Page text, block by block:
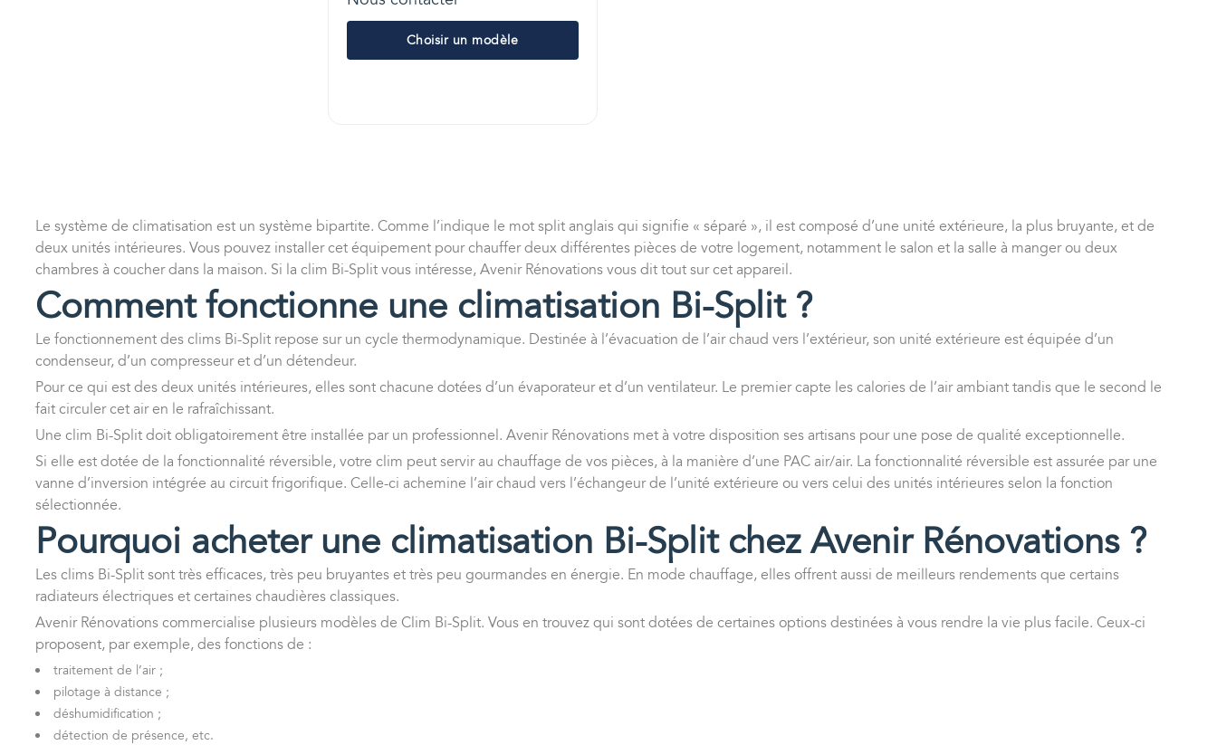
Choisir un modèle
Le système de climatisation est un système bipartite. Comme l’indique le mot split anglais qui signifie « séparé », il est composé d’une unité extérieure, la plus bruyante, et de
deux unités intérieures. Vous pouvez installer cet équipement pour chauffer deux différentes pièces de votre logement, notamment le salon et la salle à manger ou deux
chambres à coucher dans la maison. Si la clim Bi-Split vous intéresse, Avenir Rénovations vous dit tout sur cet appareil.
Comment fonctionne une climatisation Bi-Split ?
Le fonctionnement des clims Bi-Split repose sur un cycle thermodynamique. Destinée à l’évacuation de l’air chaud vers l’extérieur, son unité extérieure est équipée d’un
condenseur, d’un compresseur et d’un détendeur.
Pour ce qui est des deux unités intérieures, elles sont chacune dotées d’un évaporateur et d’un ventilateur. Le premier capte les calories de l’air ambiant tandis que le second le
fait circuler cet air en le rafraîchissant.
Une clim Bi-Split doit obligatoirement être installée par un professionnel. Avenir Rénovations met à votre disposition ses artisans pour une pose de qualité exceptionnelle.
Si elle est dotée de la fonctionnalité réversible, votre clim peut servir au chauffage de vos pièces, à la manière d’une PAC air/air. La fonctionnalité réversible est assurée par une
vanne d’inversion intégrée au circuit frigorifique. Celle-ci achemine l’air chaud vers l’échangeur de l’unité extérieure ou vers celui des unités intérieures selon la fonction
sélectionnée.
Pourquoi acheter une climatisation Bi-Split chez Avenir Rénovations ?
Les clims Bi-Split sont très efficaces, très peu bruyantes et très peu gourmandes en énergie. En mode chauffage, elles offrent aussi de meilleurs rendements que certains
radiateurs électriques et certaines chaudières classiques.
Avenir Rénovations commercialise plusieurs modèles de Clim Bi-Split. Vous en trouvez qui sont dotées de certaines options destinées à vous rendre la vie plus facile. Ceux-ci
proposent, par exemple, des fonctions de :
traitement de l’air ;
pilotage à distance ;
déshumidification ;
détection de présence, etc.